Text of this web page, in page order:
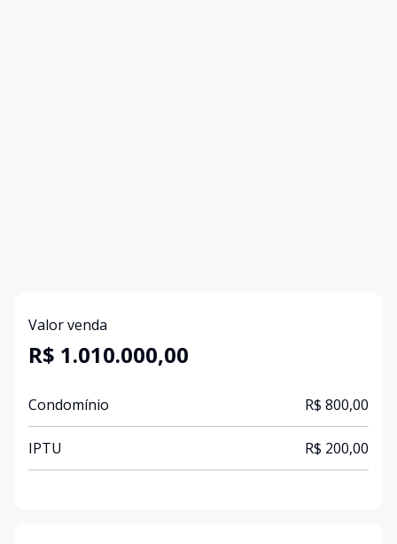
Valor venda
R$ 1.010.000,00
Condomínio R$ 800,00
IPTU R$ 200,00